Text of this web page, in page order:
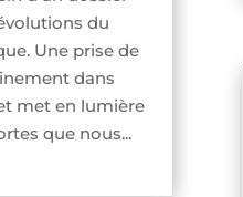
du
Une prise de
dans
met en lumière
que nous...